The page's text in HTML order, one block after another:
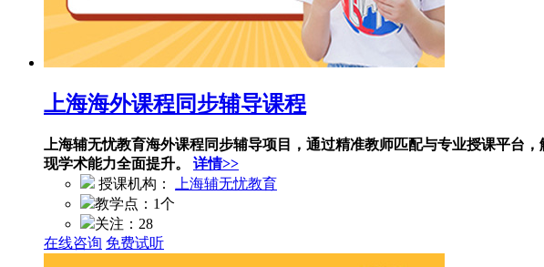
上海海外课程同步辅导课程
上海辅无忧教育海外课程同步辅导项目，通过精准教师匹配与专业授课平台
现学术能力全面提升。 详情>>
授课机构： 上海辅无忧教育
教学点： 1个
关注： 28
在线咨询 免费试听